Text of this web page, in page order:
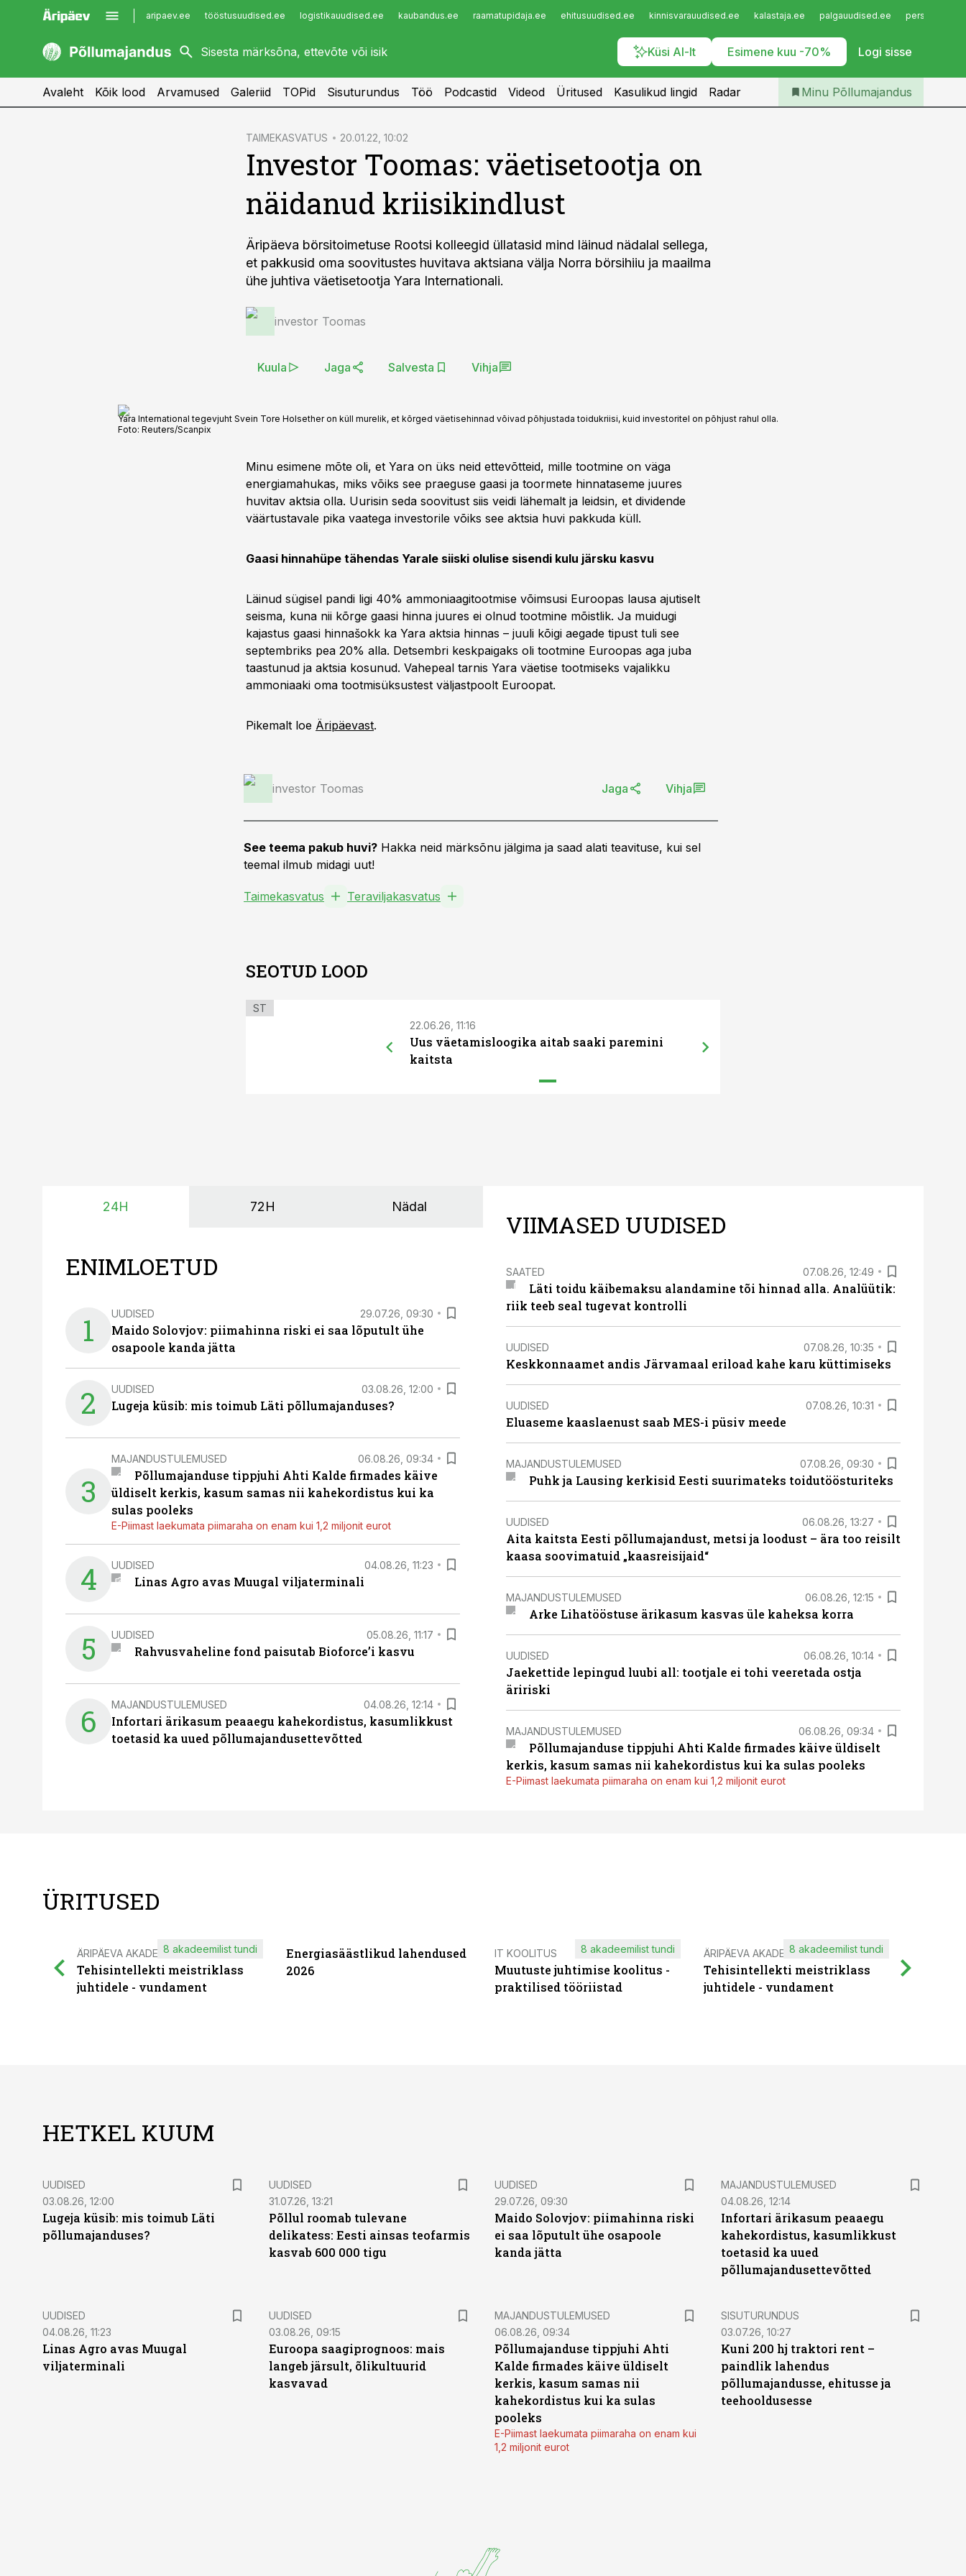
aripaev.ee tööstusuudised.ee logistikauudised.ee kaubandus.ee raamatupidaja.ee ehitusuudised.ee kinnisvarauudised.ee kalastaja.ee palgauudised.ee
Küsi AI-lt Esimene kuu -70% Logi sisse
kaubandus.ee
kinnisvarauudised.ee
imelineajalugu.ee
Infopank
Iseteenindus
Telli Põllumajandus
Avaleht Kõik lood Arvamused Galeriid TOPid Sisuturundus Töö Podcastid Videod Üritused Kasulikud lingid Radar Minu Põllumajandus
TAIMEKASVATUS 20.01.22, 10:02
Investor Toomas: väetisetootja on
näidanud kriisikindlust
Äripäeva börsitoimetuse Rootsi kolleegid üllatasid mind läinud nädalal sellega,
et pakkusid oma soovitustes huvitava aktsiana välja Norra börsihiiu ja maailma
ühe juhtiva väetisetootja Yara Internationali.
investor Toomas
Kuula Jaga Salvesta Vihja
Yara International tegevjuht Svein Tore Holsether on küll murelik, et kõrged väetisehinnad võivad põhjustada toidukriisi, kuid investoritel on põhjust rahul olla.
Foto: Reuters/Scanpix
Minu esimene mõte oli, et Yara on üks neid ettevõtteid, mille tootmine on väga
energiamahukas, miks võiks see praeguse gaasi ja toormete hinnataseme juures
huvitav aktsia olla. Uurisin seda soovitust siis veidi lähemalt ja leidsin, et dividende
väärtustavale pika vaatega investorile võiks see aktsia huvi pakkuda küll.
Gaasi hinnahüpe tähendas Yarale siiski olulise sisendi kulu järsku kasvu
Läinud sügisel pandi ligi 40% ammoniaagitootmise võimsusi Euroopas lausa ajutiselt
seisma, kuna nii kõrge gaasi hinna juures ei olnud tootmine mõistlik. Ja muidugi
kajastus gaasi hinnašokk ka Yara aktsia hinnas – juuli kõigi aegade tipust tuli see
septembriks pea 20% alla. Detsembri keskpaigaks oli tootmine Euroopas aga juba
taastunud ja aktsia kosunud. Vahepeal tarnis Yara väetise tootmiseks vajalikku
ammoniaaki oma tootmisüksustest väljastpoolt Euroopat.
Pikemalt loe Äripäevast.
investor Toomas Jaga Vihja
See teema pakub huvi? Hakka neid märksõnu jälgima ja saad alati teavituse, kui sel
teemal ilmub midagi uut!
Taimekasvatus Teraviljakasvatus
SEOTUD LOOD
ST
22.06.26, 11:16
Uus väetamisloogika aitab saaki paremini
kaitsta
24H 72H Nädal
ENIMLOETUD
1 UUDISED 29.07.26, 09:30
Maido Solovjov: piimahinna riski ei saa lõputult ühe
osapoole kanda jätta
2 UUDISED 03.08.26, 12:00
Lugeja küsib: mis toimub Läti põllumajanduses?
3
MAJANDUSTULEMUSED 06.08.26, 09:34
Põllumajanduse tippjuhi Ahti Kalde firmades käive
üldiselt kerkis, kasum samas nii kahekordistus kui ka
sulas pooleks
E-Piimast laekumata piimaraha on enam kui 1,2 miljonit eurot
4 UUDISED 04.08.26, 11:23
Linas Agro avas Muugal viljaterminali
5 UUDISED 05.08.26, 11:17
Rahvusvaheline fond paisutab Bioforce’i kasvu
6 MAJANDUSTULEMUSED 04.08.26, 12:14
Infortari ärikasum peaaegu kahekordistus, kasumlikkust
toetasid ka uued põllumajandusettevõtted
VIIMASED UUDISED
SAATED 07.08.26, 12:49
Läti toidu käibemaksu alandamine tõi hinnad alla. Analüütik:
riik teeb seal tugevat kontrolli
UUDISED 07.08.26, 10:35
Keskkonnaamet andis Järvamaal eriload kahe karu küttimiseks
UUDISED 07.08.26, 10:31
Eluaseme kaaslaenust saab MES-i püsiv meede
MAJANDUSTULEMUSED 07.08.26, 09:30
Puhk ja Lausing kerkisid Eesti suurimateks toidutöösturiteks
UUDISED 06.08.26, 13:27
Aita kaitsta Eesti põllumajandust, metsi ja loodust – ära too reisilt
kaasa soovimatuid „kaasreisijaid“
MAJANDUSTULEMUSED 06.08.26, 12:15
Arke Lihatööstuse ärikasum kasvas üle kaheksa korra
UUDISED 06.08.26, 10:14
Jaekettide lepingud luubi all: tootjale ei tohi veeretada ostja
äririski
MAJANDUSTULEMUSED 06.08.26, 09:34
Põllumajanduse tippjuhi Ahti Kalde firmades käive üldiselt
kerkis, kasum samas nii kahekordistus kui ka sulas pooleks
E-Piimast laekumata piimaraha on enam kui 1,2 miljonit eurot
ÜRITUSED
ÄRIPÄEVA AKADEEMIA
Tehisintellekti meistriklass
juhtidele - vundament
8 akadeemilist tundi
Energiasäästlikud lahendused
2026
IT KOOLITUS
Muutuste juhtimise koolitus -
praktilised tööriistad
8 akadeemilist tundi ÄRIPÄEVA AKADEEMIA
Tehisintellekti meistriklass
juhtidele - vundament
8 akadeemilist tundi
HETKEL KUUM
UUDISED
03.08.26, 12:00
Lugeja küsib: mis toimub Läti
põllumajanduses?
UUDISED
31.07.26, 13:21
Põllul roomab tulevane
delikatess: Eesti ainsas teofarmis
kasvab 600 000 tigu
UUDISED
29.07.26, 09:30
Maido Solovjov: piimahinna riski
ei saa lõputult ühe osapoole
kanda jätta
MAJANDUSTULEMUSED
04.08.26, 12:14
Infortari ärikasum peaaegu
kahekordistus, kasumlikkust
toetasid ka uued
põllumajandusettevõtted
UUDISED
04.08.26, 11:23
Linas Agro avas Muugal
viljaterminali
UUDISED
03.08.26, 09:15
Euroopa saagiprognoos: mais
langeb järsult, õlikultuurid
kasvavad
MAJANDUSTULEMUSED
06.08.26, 09:34
Põllumajanduse tippjuhi Ahti
Kalde firmades käive üldiselt
kerkis, kasum samas nii
kahekordistus kui ka sulas
pooleks
E-Piimast laekumata piimaraha on enam kui
1,2 miljonit eurot
ST
SISUTURUNDUS
03.07.26, 10:27
Kuni 200 hj traktori rent –
paindlik lahendus
põllumajandusse, ehitusse ja
teehooldusesse